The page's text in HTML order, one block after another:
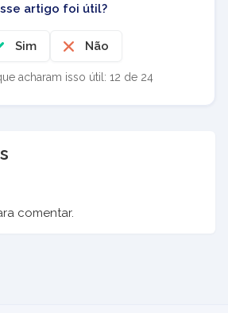
artigo foi útil?
Sim Não
acharam isso útil: 12 de 24
comentar.